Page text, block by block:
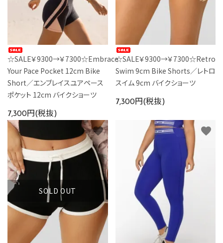
☆SALE￥9300→￥7300☆Embrace
Your Pace Pocket 12cm Bike
Short／エンブレイスユアペース
ポケット 12cm バイクショーツ
7,300円(税抜)
☆SALE￥9300→￥7300☆Retro
Swim 9cm Bike Shorts／レトロ
スイム 9cm バイクショーツ
7,300円(税抜)
SOLD OUT
favorite favorite